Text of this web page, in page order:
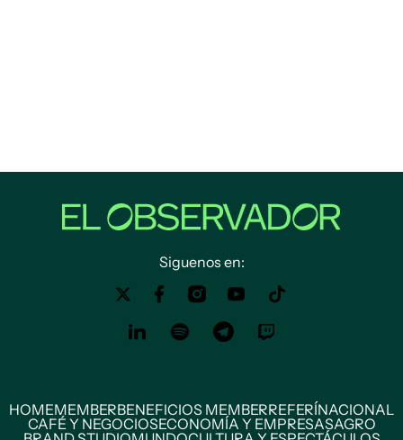
Siguenos en:
HOMEMEMBERBENEFICIOS MEMBERREFERÍNACIONAL
CAFÉ Y NEGOCIOSECONOMÍA Y EMPRESASAGRO